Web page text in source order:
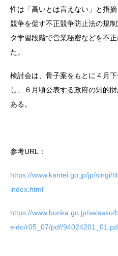
性は「高いとは言えない」と指
競争を促す不正競争防止法の規
タ学習段階で営業秘密などを不
た。
検討会は、骨子案をもとに４月
し、６月頃公表する政府の知的
ある。
参考URL：
https://www.kantei.go.jp/jp/singi/
index.html
https://www.bunka.go.jp/
eido/r05_07/pdf/